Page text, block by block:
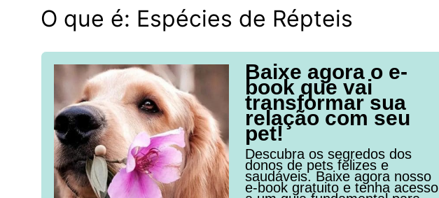
O que é: Espécies de Répteis
Baixe agora o e-
book que vai
transformar sua
relação com seu
pet!
Descubra os segredos dos
donos de pets felizes e
saudáveis. Baixe agora nosso
e-book gratuito e tenha acesso